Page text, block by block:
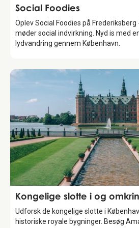
Food & Drinks
Social Foodies
Oplev Social Foodies på
møder social indvirkning. Nyd is med
lydvandring gennem København.
Guide
Kongelige slotte i og
Udforsk de kongelige slotte i
historiske royale bygninger. Besøg